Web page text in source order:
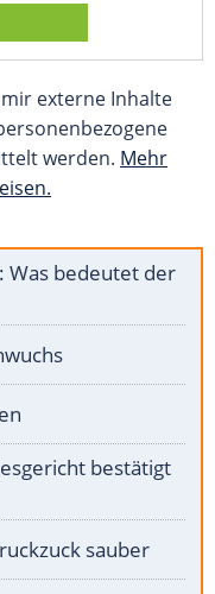
externe Inhalte
werden. Mehr
Was bedeutet der
bestätigt
sauber